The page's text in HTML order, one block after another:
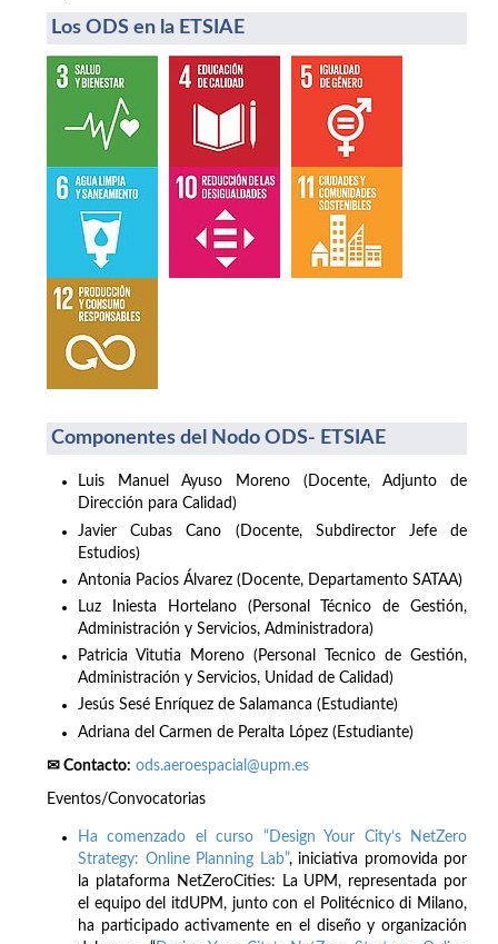
Los ODS en la ETSIAE
Componentes del Nodo ODS- ETSIAE
Luis Manuel Ayuso Moreno (Docente, Adjunto de
Dirección para Calidad)
Javier Cubas Cano (Docente, Subdirector Jefe de
Estudios)
Antonia Pacios Álvarez (Docente, Departamento SATAA)
Luz Iniesta Hortelano (Personal Técnico de Gestión,
Administración y Servicios, Administradora)
Patricia Vitutia Moreno (Personal Tecnico de Gestión,
Administración y Servicios, Unidad de Calidad)
Jesús Sesé Enríquez de Salamanca (Estudiante)
Adriana del Carmen de Peralta López (Estudiante)
✉ Contacto: ods.aeroespacial@upm.es
Eventos/Convocatorias
Ha comenzado el curso “Design Your City’s NetZero
Strategy: Online Planning Lab”, iniciativa promovida por
la plataforma NetZeroCities: La UPM, representada por
el equipo del itdUPM, junto con el Politécnico di Milano,
ha participado activamente en el diseño y organización